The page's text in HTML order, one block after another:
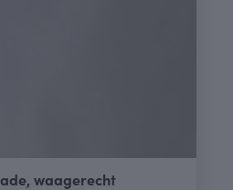
waagerecht